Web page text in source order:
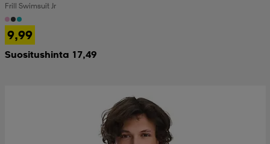
Frill Swimsuit Jr
9,99
Suositushinta 17,49